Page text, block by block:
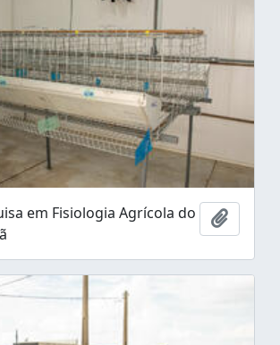
em Fisiologia Agrícola do
Ajouter